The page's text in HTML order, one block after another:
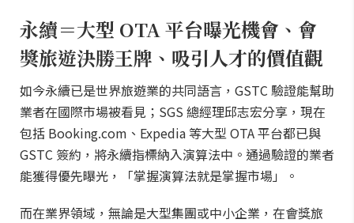
永續＝大型 OTA 平台曝光機會、會
獎旅遊決勝王牌、吸引人才的價值觀
如今永續已是世界旅遊業的共同語言，GSTC 驗證能幫助
業者在國際市場被看見；SGS 總經理邱志宏分享，現在
包括 Booking.com、Expedia 等大型 OTA 平台都已與
GSTC 簽約，將永續指標納入演算法中。通過驗證的業者
能獲得優先曝光，「掌握演算法就是掌握市場」。
而在業界領域，無論是大型集團或中小企業，在會獎旅